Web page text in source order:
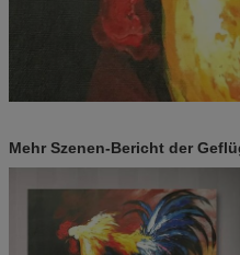
Mehr Szenen-Bericht der